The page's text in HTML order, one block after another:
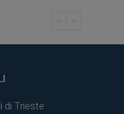
< >
di Trieste